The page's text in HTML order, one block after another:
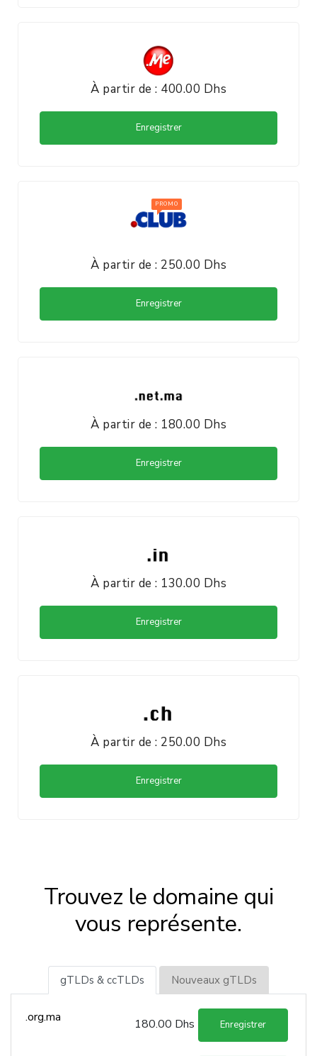
À partir de : 400.00 Dhs
Enregistrer
À partir de : 250.00 Dhs
Enregistrer
À partir de : 180.00 Dhs
Enregistrer
À partir de : 130.00 Dhs
Enregistrer
À partir de : 250.00 Dhs
Enregistrer
Trouvez le domaine qui
vous représente.
gTLDs & ccTLDs Nouveaux gTLDs
.org.ma 180.00 Dhs Enregistrer